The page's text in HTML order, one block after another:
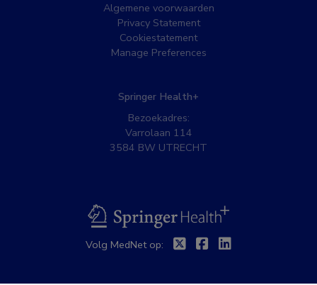
Algemene voorwaarden
Privacy Statement
Cookiestatement
Manage Preferences
Springer Health+
Bezoekadres:
Varrolaan 114
3584 BW UTRECHT
BSL
Volg MedNet op: TwitterFacebook
Linkedin